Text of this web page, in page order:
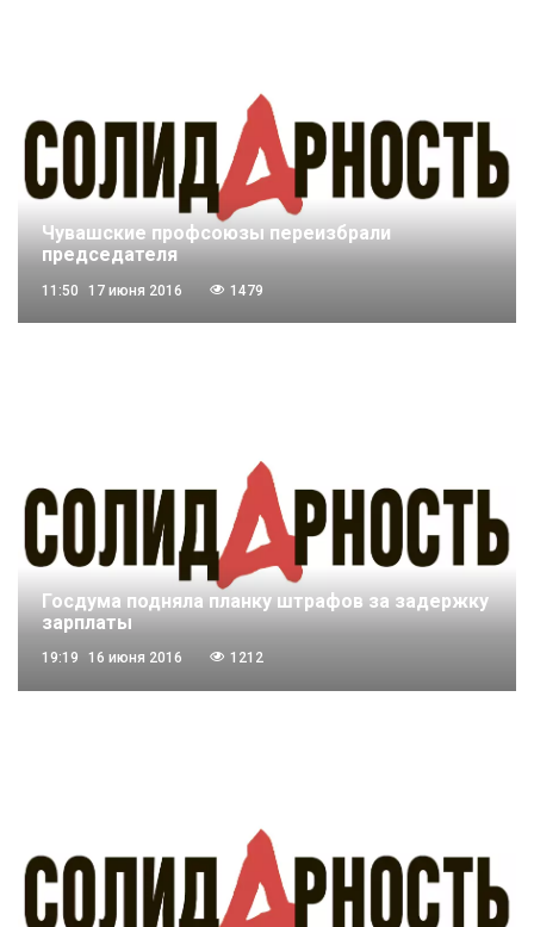
Чувашские профсоюзы переизбрали
председателя
11:50 17 июня 2016 1479
Госдума подняла планку штрафов за задержку
зарплаты
19:19 16 июня 2016 1212